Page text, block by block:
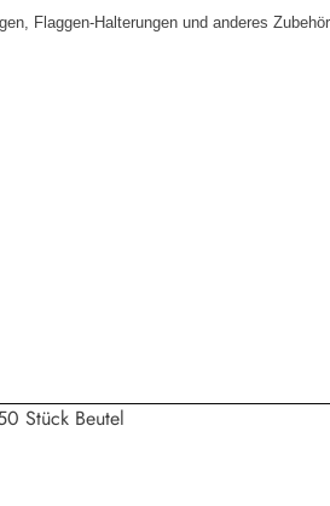
Flaggen-Halterungen und anderes